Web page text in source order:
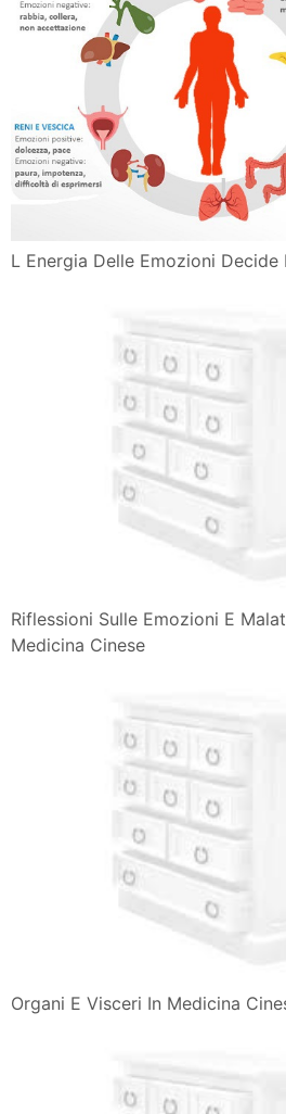
L Energia Delle Emozioni Decide
Riflessioni Sulle Emozioni E
Medicina Cinese
Organi E Visceri In Medicina